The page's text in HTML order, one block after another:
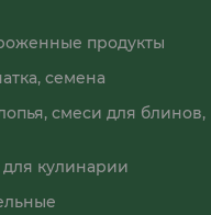
продукты
семена
смеси для блинов,
кулинарии